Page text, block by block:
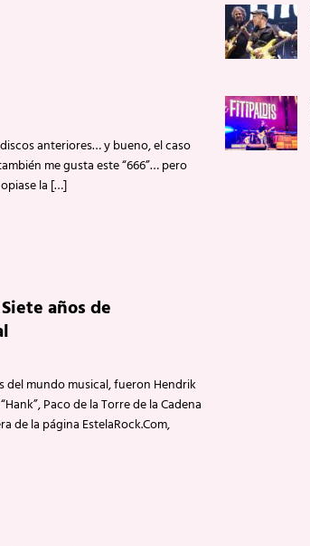
anteriores… y bueno, el caso
me gusta este “666”… pero
la […]
años de
del mundo musical, fueron Hendrik
Paco de la Torre de la Cadena
de la página EstelaRock.Com,